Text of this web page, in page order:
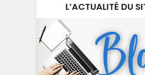
L’ACTUALITÉ DU